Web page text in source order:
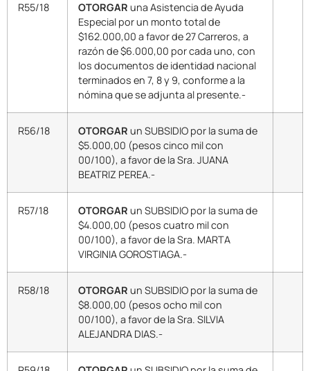
R55/18 OTORGAR una Asistencia de Ayuda
Especial por un monto total de
$162.000,00 a favor de 27 Carreros, a
razón de $6.000,00 por cada uno, con
los documentos de identidad nacional
terminados en 7, 8 y 9, conforme a la
nómina que se adjunta al presente.-
R56/18 OTORGAR un SUBSIDIO por la suma de
$5.000,00 (pesos cinco mil con
00/100), a favor de la Sra. JUANA
BEATRIZ PEREA.-
R57/18 OTORGAR un SUBSIDIO por la suma de
$4.000,00 (pesos cuatro mil con
00/100), a favor de la Sra. MARTA
VIRGINIA GOROSTIAGA.-
R58/18 OTORGAR un SUBSIDIO por la suma de
$8.000,00 (pesos ocho mil con
00/100), a favor de la Sra. SILVIA
ALEJANDRA DIAS.-